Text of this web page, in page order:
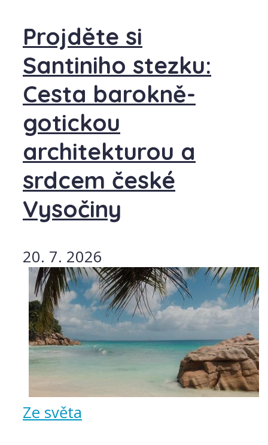
Projděte si
Santiniho stezku:
Cesta barokně-
gotickou
architekturou a
srdcem české
Vysočiny
20. 7. 2026
Ze světa